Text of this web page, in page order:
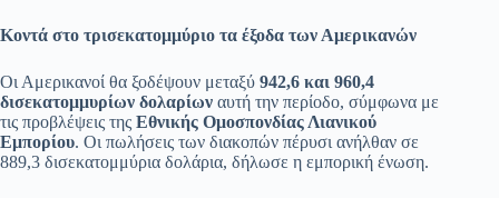
Κοντά στο τρισεκατομμύριο τα έξοδα των Αμερικανών
Οι Αμερικανοί θα ξοδέψουν μεταξύ 942,6 και 960,4
δισεκατομμυρίων δολαρίων αυτή την περίοδο, σύμφωνα με
τις προβλέψεις της Εθνικής Ομοσπονδίας Λιανικού
Εμπορίου. Οι πωλήσεις των διακοπών πέρυσι ανήλθαν σε
889,3 δισεκατομμύρια δολάρια, δήλωσε η εμπορική ένωση.